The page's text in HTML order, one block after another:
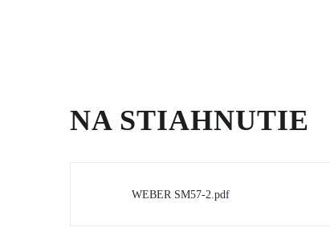
NA STIAHNUTIE
WEBER SM57-2.pdf